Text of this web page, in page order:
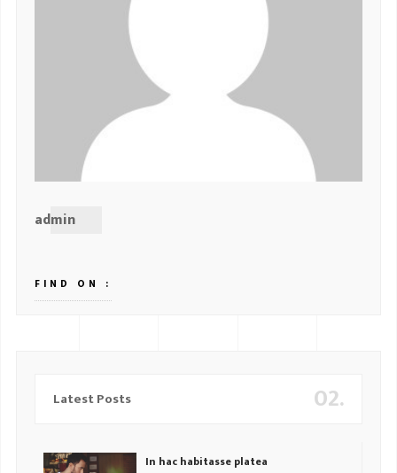
admin
FIND ON :
02.
Latest Posts
In hac habitasse platea